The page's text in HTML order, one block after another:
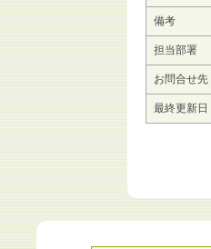
備考
担当部署
お問合せ先
最終更新日